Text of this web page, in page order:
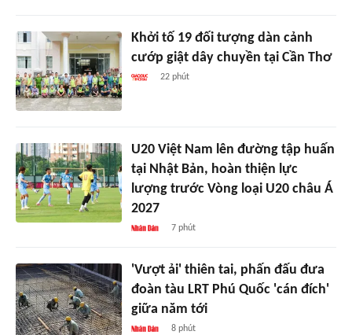
Khởi tố 19 đối tượng dàn cảnh
cướp giật dây chuyền tại Cần Thơ
22 phút
U20 Việt Nam lên đường tập huấn
tại Nhật Bản, hoàn thiện lực
lượng trước Vòng loại U20 châu Á
2027
7 phút
'Vượt ải' thiên tai, phấn đấu đưa
đoàn tàu LRT Phú Quốc 'cán đích'
giữa năm tới
8 phút